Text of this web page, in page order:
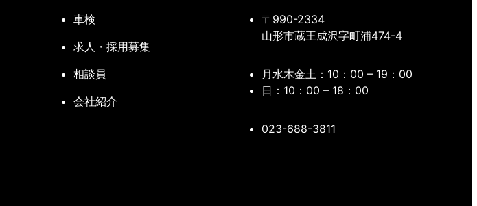
車検
求人・採用募集
相談員
会社紹介
〒990-2334
山形市蔵王成沢字町浦474-4
月水木金土：10：00 – 19：00
日：10：00 – 18：00
023-688-3811